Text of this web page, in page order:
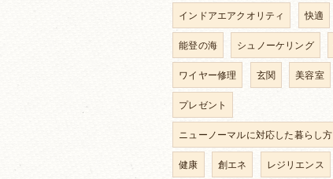
インドアエアクオリティ 快適
能登の海 シュノーケリング
ワイヤー修理 玄関 美容室
プレゼント
ニューノーマルに対応した暮らし方
健康 創エネ レジリエンス